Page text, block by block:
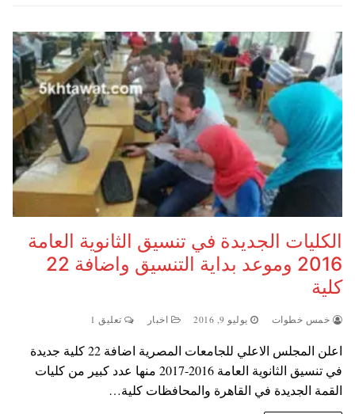
الكليات الجديدة في تنسيق الثانوية العامة
2016 وموعد بداية التنسيق واضافة 22
كلية
خمس خطوات يوليو 9, 2016 اخبار تعليق 1
اعلن المجلس الاعلي للجامعات المصرية اضافة 22 كلية جديدة
في تنسيق الثانوية العامة 2016-2017 منها عدد كبير من كليات
القمة الجديدة في القاهرة والمحافظات كلية…